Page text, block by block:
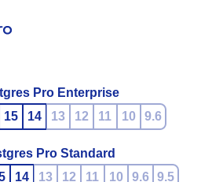
Pro Enterprise
15 14 13 12 11 10 9.6
Pro Standard
14 13 12 11 10 9.6 9.5